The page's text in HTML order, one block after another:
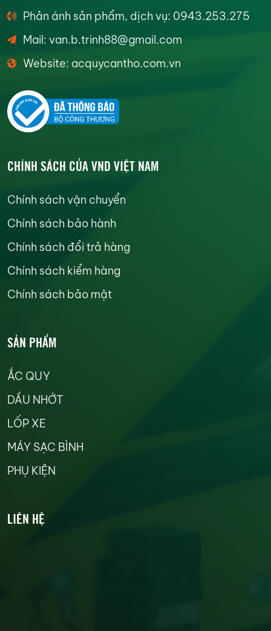
Phản ánh sản phẩm, dịch vụ: 0943.253.275
Mail: van.b.trinh88@gmail.com
Website: acquycantho.com.vn
CHÍNH SÁCH CỦA VND VIỆT NAM
Chính sách vận chuyển
Chính sách bảo hành
Chính sách đổi trả hàng
Chính sách kiểm hàng
Chính sách bảo mật
SẢN PHẨM
ẮC QUY
DẦU NHỚT
LỐP XE
MÁY SẠC BÌNH
PHỤ KIỆN
LIÊN HỆ